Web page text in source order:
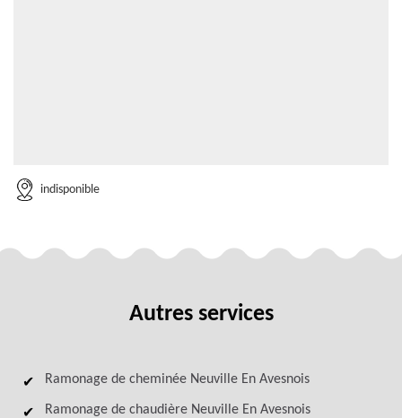
indisponible
Autres services
Ramonage de cheminée Neuville En Avesnois
Ramonage de chaudière Neuville En Avesnois